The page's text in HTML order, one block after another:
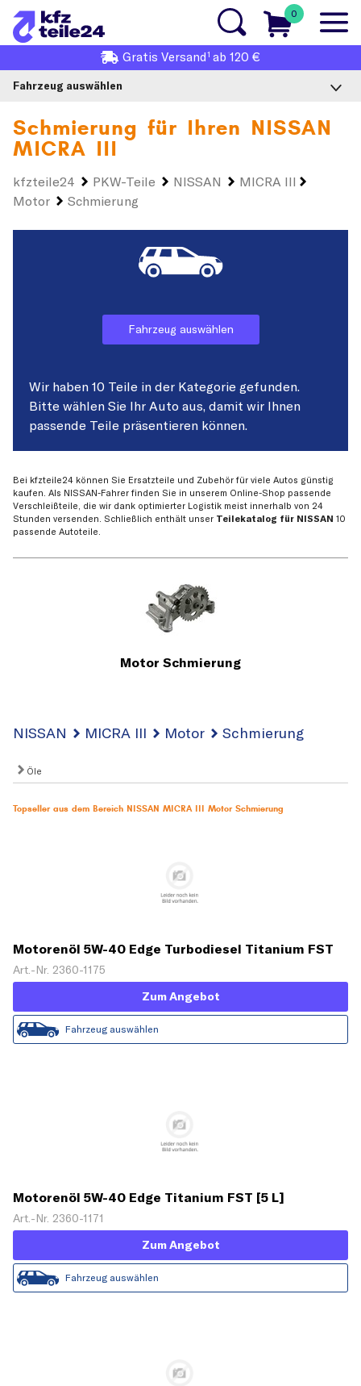
0
Gratis Versand1 ab 120 €
Fahrzeug auswählen
Schmierung für Ihren NISSAN
MICRA III
kfzteile24 PKW-Teile NISSAN
MICRA III
Motor
Schmierung
Fahrzeug auswählen
Wir haben 10 Teile in der Kategorie gefunden.
Bitte wählen Sie Ihr Auto aus, damit wir Ihnen
passende Teile präsentieren können.
Bei kfzteile24 können Sie Ersatzteile und Zubehör für viele Autos günstig
kaufen. Als NISSAN-Fahrer finden Sie in unserem Online-Shop passende
Verschleißteile, die wir dank optimierter Logistik meist innerhalb von 24
Stunden versenden. Schließlich enthält unser Teilekatalog für NISSAN 10
passende Autoteile.
Motor Schmierung
NISSAN MICRA III Motor Schmierung
Öle
Topseller aus dem Bereich NISSAN MICRA III Motor Schmierung
Motorenöl 5W-40 Edge Turbodiesel Titanium FST
[5 L]
Art.-Nr. 2360-1175
Zum Angebot
Fahrzeug auswählen
Motorenöl 5W-40 Edge Titanium FST [5 L]
Art.-Nr. 2360-1171
Zum Angebot
Fahrzeug auswählen